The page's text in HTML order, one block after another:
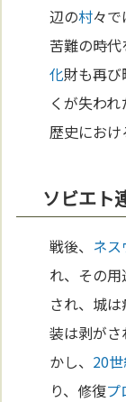
辺の村々
苦難の時
化財も再
くが失わ
歴史におけ
ソビエト
戦後、 ネ
れ、その
され、城
装は剥が
かし、 20
り、修復プ